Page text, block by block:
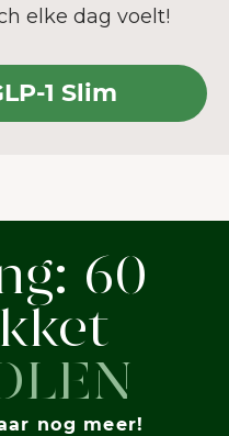
elke dag voelt!
1 Slim
60
nog meer!